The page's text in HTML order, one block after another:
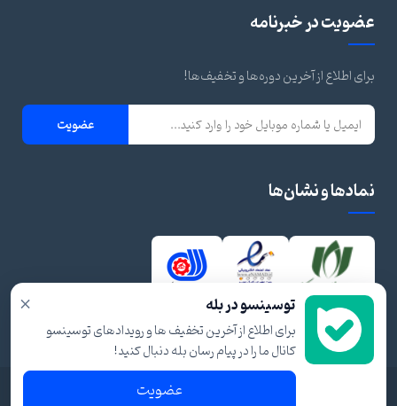
عضویت در خبرنامه
برای اطلاع از آخرین دوره‌ها و تخفیف‌ها!
عضویت
نمادها و نشان‌ها
× توسینسو در بله
برای اطلاع از آخرین تخفیف ها و رویدادهای توسینسو
کانال ما را در پیام رسان بله دنبال کنید!
عضویت